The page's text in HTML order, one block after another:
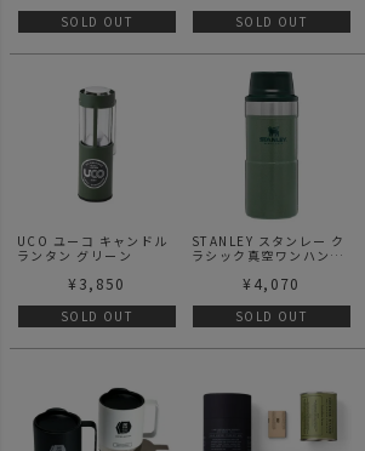
SOLD OUT SOLD OUT
UCO ユーコ キャンドル
ランタン グリーン
¥ 3,850
SOLD OUT
STANLEY スタンレー ク
ラシック真空ワンハンド
トル ボトル 水筒 直飲み
ンプ キャンプ用品 アウ
トドア ピクニック スポ
¥ 4,070
SOLD OUT